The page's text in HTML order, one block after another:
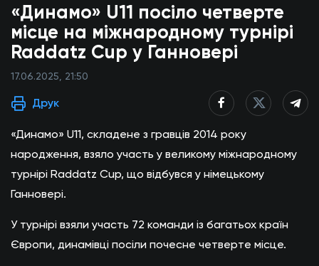
«Динамо» U11 посіло четверте
місце на міжнародному турнірі
Raddatz Cup у Ганновері
17.06.2025, 21:50
Друк
«Динамо» U11, складене з гравців 2014 року
народження, взяло участь у великому міжнародному
турнірі Raddatz Cup, що відбувся у німецькому
Ганновері.
У турнірі взяли участь 72 команди із багатьох країн
Європи, динамівці посіли почесне четверте місце.